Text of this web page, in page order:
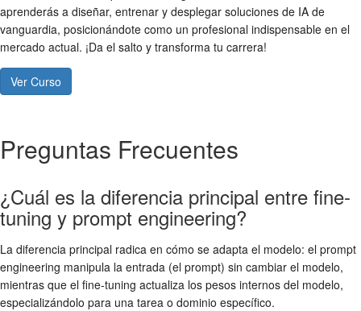
aprenderás a diseñar, entrenar y desplegar soluciones de IA de
vanguardia, posicionándote como un profesional indispensable en el
mercado actual. ¡Da el salto y transforma tu carrera!
Ver Curso
Preguntas Frecuentes
¿Cuál es la diferencia principal entre fine-
tuning y prompt engineering?
La diferencia principal radica en cómo se adapta el modelo: el prompt
engineering manipula la entrada (el prompt) sin cambiar el modelo,
mientras que el fine-tuning actualiza los pesos internos del modelo,
especializándolo para una tarea o dominio específico.